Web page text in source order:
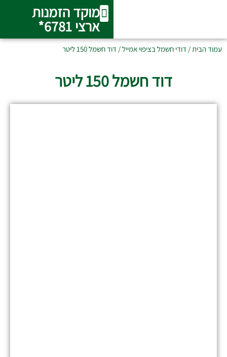
מוקד הזמנות
ארצי 6781*
עמוד הבית/ דודי חשמל בציפוי אמייל/ דוד חשמל 150 ליטר
דוד חשמל 150 ליטר